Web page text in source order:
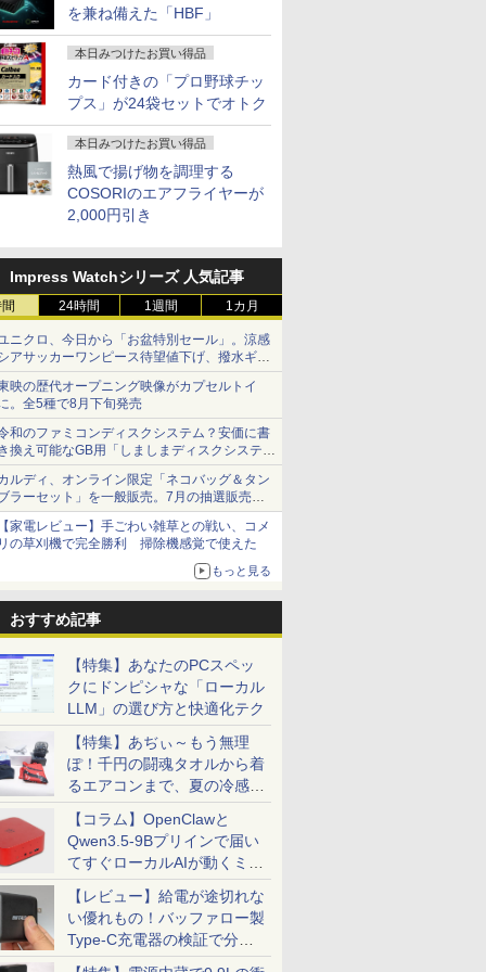
を兼ね備えた「HBF」
本日みつけたお買い得品
カード付きの「プロ野球チッ
プス」が24袋セットでオトク
本日みつけたお買い得品
熱風で揚げ物を調理する
COSORIのエアフライヤーが
2,000円引き
Impress Watchシリーズ 人気記事
24時間 1週間 1カ月
ニクロ、今日から「お盆特別セール」。涼感
アサッカーワンピース待望値下げ、撥水ギア
ョーツは1990円に
映の歴代オープニング映像がカプセルトイ
。全5種で8月下旬発売
和のファミコンディスクシステム？安価に書
換え可能なGB用「しましまディスクシステ
」
ルディ、オンライン限定「ネコバッグ＆タン
ラーセット」を一般販売。7月の抽選販売の
選無効分
家電レビュー】手ごわい雑草との戦い、コメ
の草刈機で完全勝利 掃除機感覚で使えた
もっと見る
おすすめ記事
【特集】あなたのPCスペッ
クにドンピシャな「ローカル
LLM」の選び方と快適化テク
【特集】あぢぃ～もう無理
ぽ！千円の闘魂タオルから着
るエアコンまで、夏の冷感グ
ッズ一挙紹介
【コラム】OpenClawと
Qwen3.5-9Bプリインで届い
てすぐローカルAIが動くミニ
PC「SER9 Pro」
【レビュー】給電が途切れな
い優れもの！バッファロー製
Type-C充電器の検証で分か
ったこと